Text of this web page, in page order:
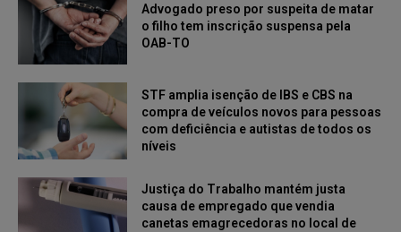
Advogado preso por suspeita de matar
o filho tem inscrição suspensa pela
OAB-TO
STF amplia isenção de IBS e CBS na
compra de veículos novos para pessoas
com deficiência e autistas de todos os
níveis
Justiça do Trabalho mantém justa
causa de empregado que vendia
canetas emagrecedoras no local de